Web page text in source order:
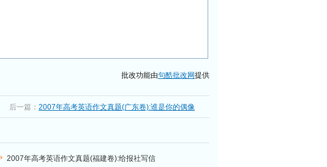
批改功能由句酷批改网提供
后一篇： 2007年高考英语作文真题(广东卷):谁是你的偶像
2007年高考英语作文真题(福建卷):给报社写信